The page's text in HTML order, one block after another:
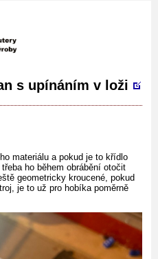
s upínáním v loži
materiálu a pokud je to křídlo
ho během obrábění otočit
geometricky kroucené, pokud
je to už pro hobíka poměrně